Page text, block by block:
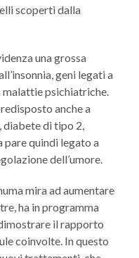
scoperti dalla
una grossa
geni legati a
psichiatriche.
anche a
diabete di tipo 2,
quindi legato a
dell’umore.
mira ad aumentare
ha in programma
il rapporto
coinvolte. In questo